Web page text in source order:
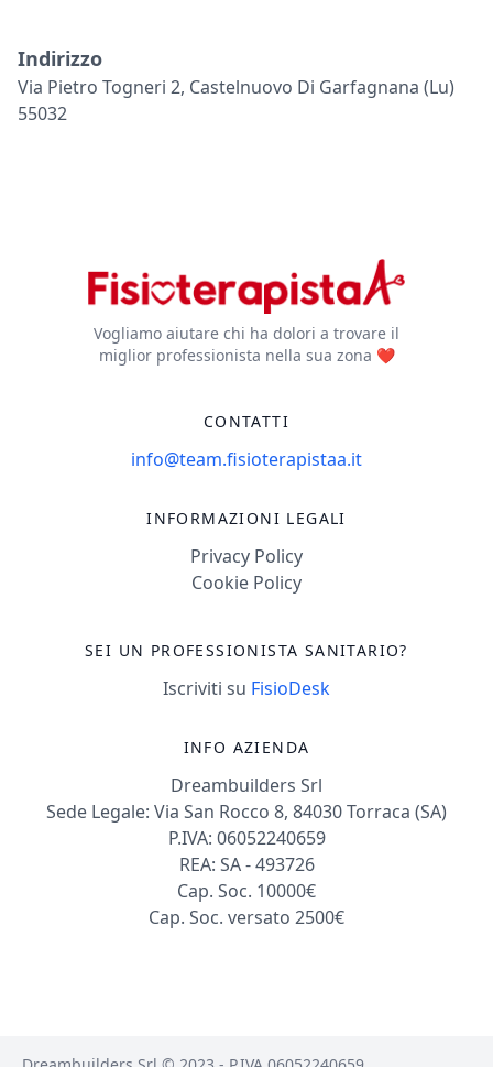
Indirizzo
Via Pietro Togneri 2, Castelnuovo Di Garfagnana (lu)
55032
Vogliamo aiutare chi ha dolori a trovare il
miglior professionista nella sua zona ❤️
CONTATTI
info@team.fisioterapistaa.it
INFORMAZIONI LEGALI
Privacy Policy
Cookie Policy
SEI UN PROFESSIONISTA SANITARIO?
Iscriviti su FisioDesk
INFO AZIENDA
Dreambuilders Srl
Sede Legale: Via San Rocco 8, 84030 Torraca (SA)
P.IVA: 06052240659
REA: SA - 493726
Cap. Soc. 10000€
Cap. Soc. versato 2500€